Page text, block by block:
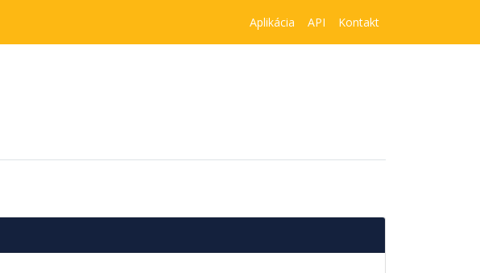
Aplikácia API Kontakt